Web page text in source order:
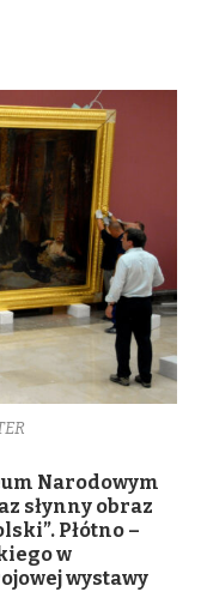
Narodowym
słynny obraz
Płótno –
w
wystawy